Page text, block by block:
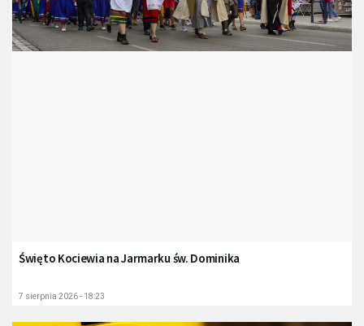
Święto Kociewia na Jarmarku św. Dominika
7 sierpnia 2026 - 18:23